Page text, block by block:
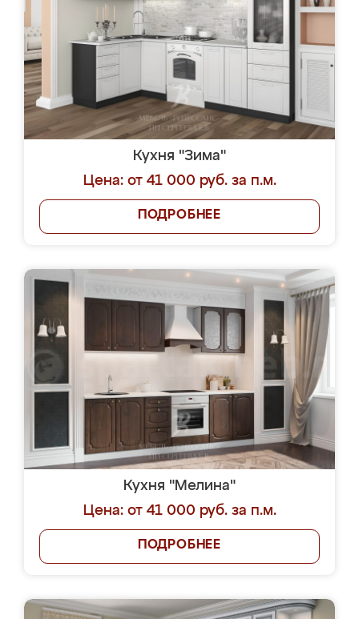
Кухня "Зима"
Цена: от 41 000 руб. за п.м.
ПОДРОБНЕЕ
Кухня "Мелина"
Цена: от 41 000 руб. за п.м.
ПОДРОБНЕЕ